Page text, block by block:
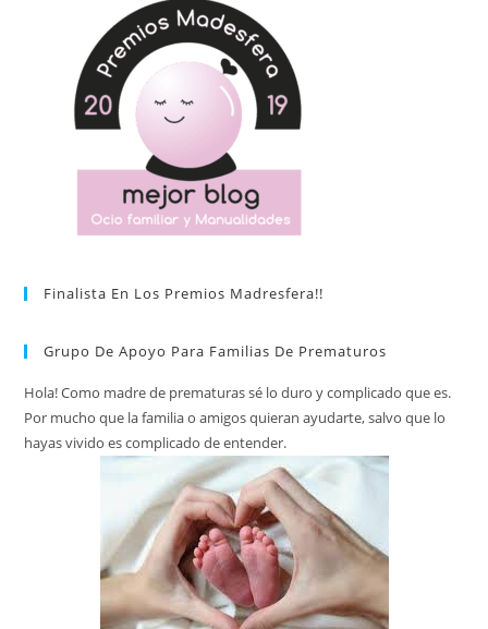
Finalista En Los Premios Madresfera!!
Grupo De Apoyo Para Familias De Prematuros
Hola! Como madre de prematuras sé lo duro y complicado que es.
Por mucho que la familia o amigos quieran ayudarte, salvo que lo
hayas vivido es complicado de entender.